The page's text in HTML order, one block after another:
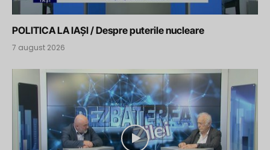
POLITICA LA IAȘI / Despre puterile nucleare
7 august 2026